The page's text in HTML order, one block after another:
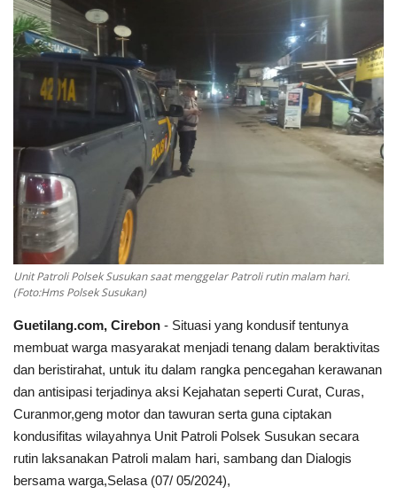
Keamanan
Kejahatan
UMKM & Ekonomi Kreatif
Pekerja Migran Indonesia
Ekonomi
Pendidikan
Informasi Journalism
Olahraga
Kesehatan
Layanan Publik
Unit Patroli Polsek Susukan saat menggelar Patroli rutin malam hari.
(Foto:Hms Polsek Susukan)
Guetilang.com, Cirebon - Situasi yang kondusif tentunya
membuat warga masyarakat menjadi tenang dalam beraktivitas
dan beristirahat, untuk itu dalam rangka pencegahan kerawanan
dan antisipasi terjadinya aksi Kejahatan seperti Curat, Curas,
Curanmor,geng motor dan tawuran serta guna ciptakan
kondusifitas wilayahnya Unit Patroli Polsek Susukan secara
rutin laksanakan Patroli malam hari, sambang dan Dialogis
bersama warga,Selasa (07/ 05/2024),